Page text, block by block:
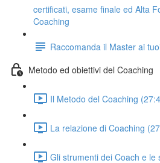
certificati, esame finale ed Alta
Coaching
Raccomanda il Master ai
Metodo ed obiettivi del Coaching
Il Metodo del Coaching
La relazione di Coaching
Gli strumenti dei Coach e le